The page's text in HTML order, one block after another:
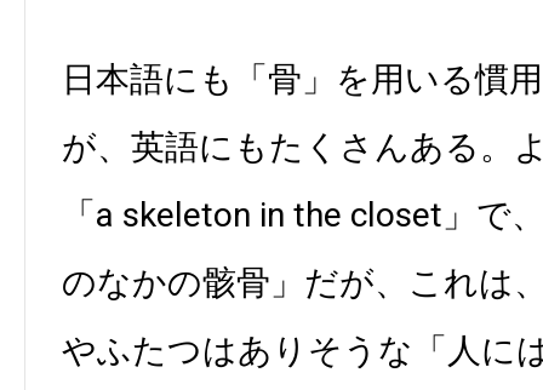
日本語にも「骨」を用いる慣
が、英語にもたくさんある。
「a skeleton in the closet」で
のなかの骸骨」だが、これは
やふたつはありそうな「人に